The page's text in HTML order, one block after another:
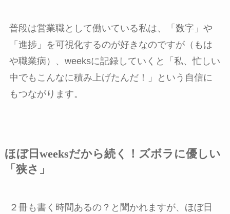
普段は営業職として働いている私は、「数字」や
「進捗」を可視化するのが好きなのですが（もは
や職業病）、weeksに記録していくと「私、忙しい
中でもこんなに積み上げたんだ！」という自信に
もつながります。
ほぼ日weeksだから続く！ズボラに優しい
「狭さ」
２冊も書く時間あるの？と聞かれますが、ほぼ日